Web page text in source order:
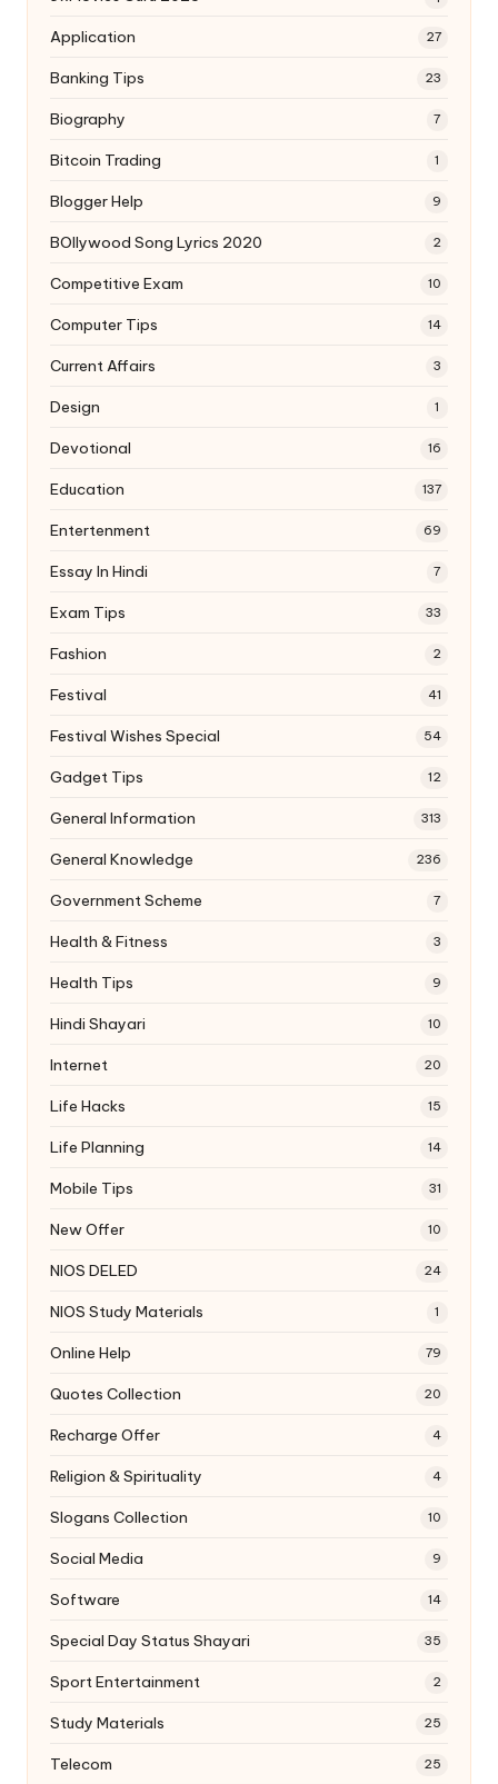
Application 27
Banking Tips 23
Biography 7
Bitcoin Trading 1
Blogger Help 9
BOllywood Song Lyrics 2020 2
Competitive Exam 10
Computer Tips 14
Current Affairs 3
Design 1
Devotional 16
Education 137
Entertenment 69
Essay In Hindi 7
Exam Tips 33
Fashion 2
Festival 41
Festival Wishes Special 54
Gadget Tips 12
General Information 313
General Knowledge 236
Government Scheme 7
Health & Fitness 3
Health Tips 9
Hindi Shayari 10
Internet 20
Life Hacks 15
Life Planning 14
Mobile Tips 31
New Offer 10
NIOS DELED 24
NIOS Study Materials 1
Online Help 79
Quotes Collection 20
Recharge Offer 4
Religion & Spirituality 4
Slogans Collection 10
Social Media 9
Software 14
Special Day Status Shayari 35
Sport Entertainment 2
Study Materials 25
Telecom 25